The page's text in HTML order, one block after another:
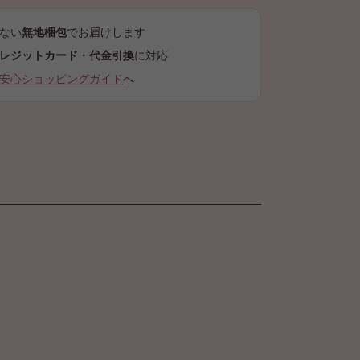
い無地梱包でお届けします
ジットカード・代金引換に対応
安心ショッピングガイドへ